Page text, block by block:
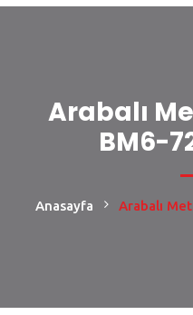
Arabalı
BM6-
Anasayfa Arabalı